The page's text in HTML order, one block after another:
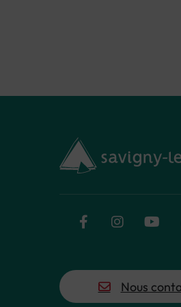
FacebookInstagram
Nous